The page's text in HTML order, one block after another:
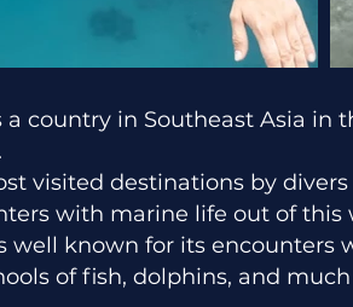
a country in Southeast Asia in
visited destinations by
with marine life out of this
well known for its encounters
of fish, dolphins, and